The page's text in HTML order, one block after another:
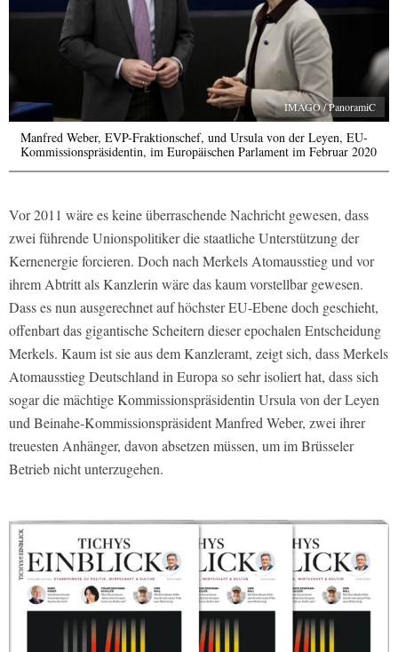
IMAGO / PanoramiC
Manfred Weber, EVP-Fraktionschef, und Ursula von der Leyen, EU-
Kommissionspräsidentin, im Europäischen Parlament im Februar 2020
Vor 2011 wäre es keine überraschende Nachricht gewesen, dass
zwei führende Unionspolitiker die staatliche Unterstützung der
Kernenergie forcieren. Doch nach Merkels Atomausstieg und vor
ihrem Abtritt als Kanzlerin wäre das kaum vorstellbar gewesen.
Dass es nun ausgerechnet auf höchster EU-Ebene doch geschieht,
offenbart das gigantische Scheitern dieser epochalen Entscheidung
Merkels. Kaum ist sie aus dem Kanzleramt, zeigt sich, dass Merkels
Atomausstieg Deutschland in Europa so sehr isoliert hat, dass sich
sogar die mächtige Kommissionspräsidentin Ursula von der Leyen
und Beinahe-Kommissionspräsident Manfred Weber, zwei ihrer
treuesten Anhänger, davon absetzen müssen, um im Brüsseler
Betrieb nicht unterzugehen.